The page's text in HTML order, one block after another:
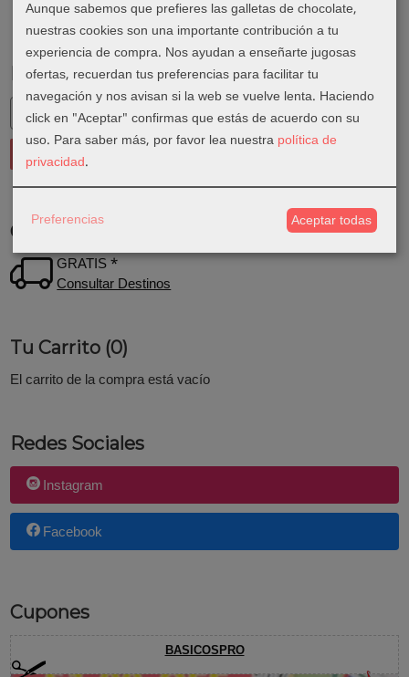
Marcas
Costes de Envío
GRATIS *
Consultar Destinos
Tu Carrito (0)
El carrito de la compra está vacío
Redes Sociales
Instagram
Facebook
Cupones
BASICOSPRO
Aunque sabemos que prefieres las galletas de chocolate,
nuestras cookies son una importante contribución a tu
experiencia de compra. Nos ayudan a enseñarte jugosas
ofertas, recuerdan tus preferencias para facilitar tu
navegación y nos avisan si la web se vuelve lenta. Haciendo
click en "Aceptar" confirmas que estás de acuerdo con su
uso. Para saber más, por favor lea nuestra política de
privacidad.
Preferencias Aceptar todas